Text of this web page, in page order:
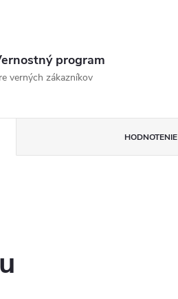
program
verných zákazníkov
HODNOTENIE